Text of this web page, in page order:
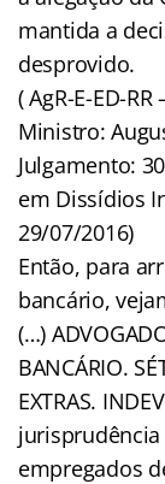
mantida a
desprovido.
( AgR-E-ED-
Ministro:
Julgamento:
em Dissídios
29/07/2016)
Então, para
bancário,
(…)
BANCÁRIO.
EXTRAS.
empregados